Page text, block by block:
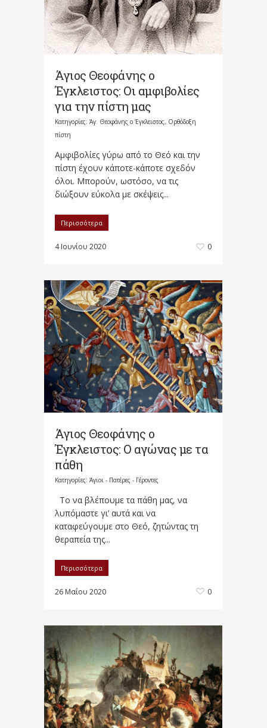
Άγιος Θεοφάνης ο
Έγκλειστος: Οι αμφιβολίες
για την πίστη μας
Κατηγορίες: Άγ. Θεοφάνης ο Έγκλειστος, Ορθόδοξη
πίστη
Αμφιβολίες γύρω από το Θεό και την
πίστη έχουν κάποτε-κάποτε σχεδόν
όλοι. Μπορούν, ωστόσο, να τις
διώξουν εύκολα με σκέψεις...
Περισσότερα
4 Ιουνίου 2020 0
Άγιος Θεοφάνης ο
Έγκλειστος: Ο αγώνας με τα
πάθη
Κατηγορίες: Άγιοι - Πατέρες - Γέροντες
Το να βλέπουμε τα πάθη μας, να
λυπόμαστε γι’ αυτά και να
καταφεύγουμε στο Θεό, ζητώντας τη
θεραπεία της...
Περισσότερα
26 Μαΐου 2020 0